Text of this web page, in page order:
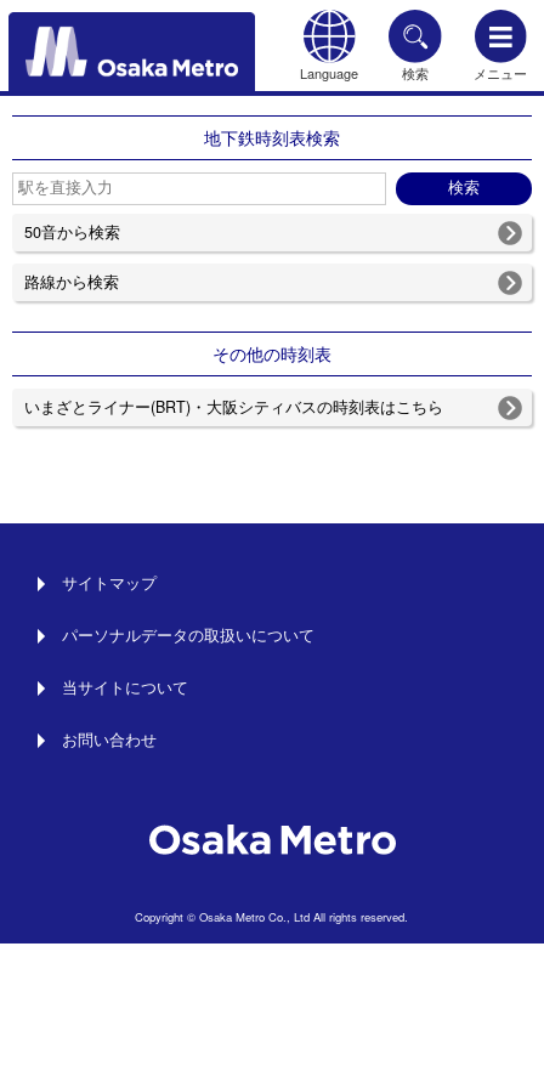
Language 検索 メニュー
もどる
地下鉄時刻表検索
50音から検索
路線から検索
その他の時刻表
いまざとライナー(BRT)・大阪シティバスの時刻表はこちら
サイトマップ
パーソナルデータの取扱いについて
当サイトについて
お問い合わせ
Copyright © Osaka Metro Co., Ltd All rights reserved.